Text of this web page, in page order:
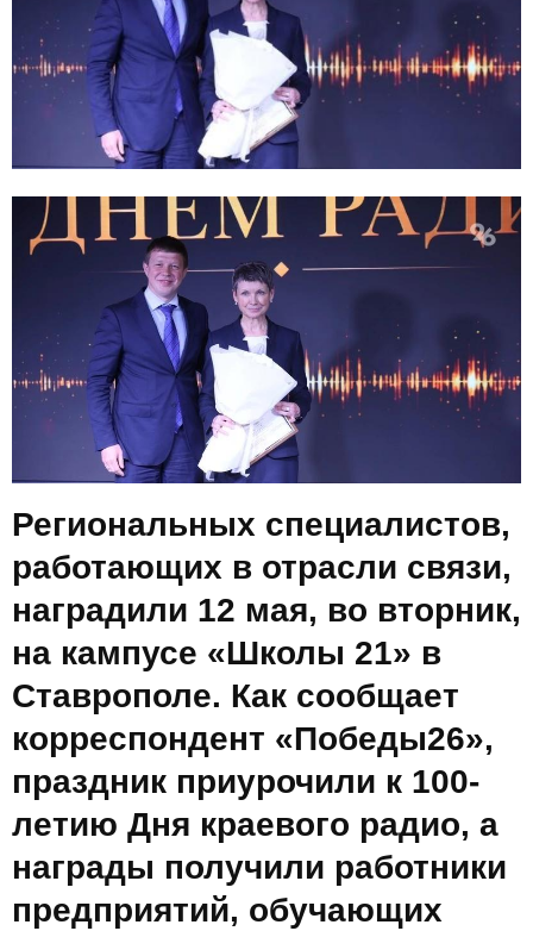
N
Региональных специалистов,
работающих в отрасли связи,
наградили 12 мая, во вторник,
на кампусе «Школы 21» в
Ставрополе. Как сообщает
корреспондент «Победы26»,
праздник приурочили к 100-
летию Дня краевого радио, а
награды получили работники
предприятий, обучающих